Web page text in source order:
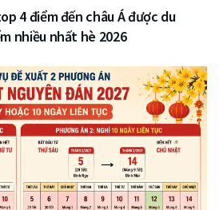
4 điểm đến châu Á được du
nhiều nhất hè 2026